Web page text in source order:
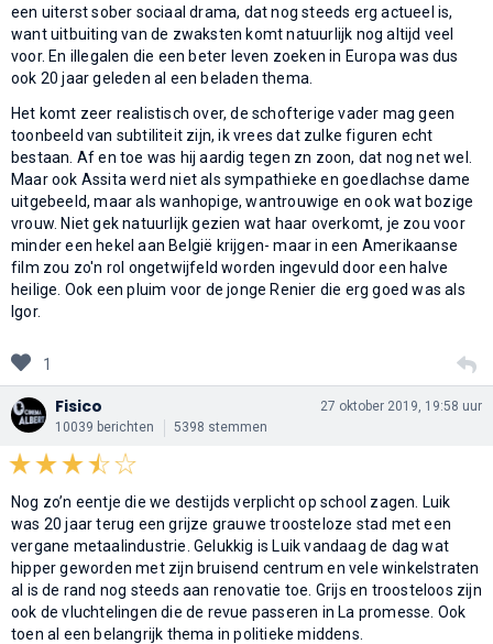
een uiterst sober sociaal drama, dat nog steeds erg actueel is,
want uitbuiting van de zwaksten komt natuurlijk nog altijd veel
voor. En illegalen die een beter leven zoeken in Europa was dus
ook 20 jaar geleden al een beladen thema.
Het komt zeer realistisch over, de schofterige vader mag geen
toonbeeld van subtiliteit zijn, ik vrees dat zulke figuren echt
bestaan. Af en toe was hij aardig tegen zn zoon, dat nog net wel.
Maar ook Assita werd niet als sympathieke en goedlachse dame
uitgebeeld, maar als wanhopige, wantrouwige en ook wat bozige
vrouw. Niet gek natuurlijk gezien wat haar overkomt, je zou voor
minder een hekel aan België krijgen- maar in een Amerikaanse
film zou zo'n rol ongetwijfeld worden ingevuld door een halve
heilige. Ook een pluim voor de jonge Renier die erg goed was als
Igor.
1
Fisico
10039 berichten 5398 stemmen
27 oktober 2019, 19:58 uur
Nog zo’n eentje die we destijds verplicht op school zagen. Luik
was 20 jaar terug een grijze grauwe troosteloze stad met een
vergane metaalindustrie. Gelukkig is Luik vandaag de dag wat
hipper geworden met zijn bruisend centrum en vele winkelstraten
al is de rand nog steeds aan renovatie toe. Grijs en troosteloos zijn
ook de vluchtelingen die de revue passeren in La promesse. Ook
toen al een belangrijk thema in politieke middens.